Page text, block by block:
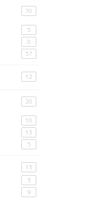
70
5
8
57
12
28
10
13
5
13
3
9